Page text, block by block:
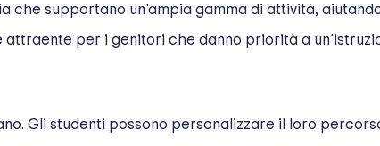
che supportano un'ampia gamma di attività,
per i genitori che danno priorità a
Gli studenti possono personalizzare il loro